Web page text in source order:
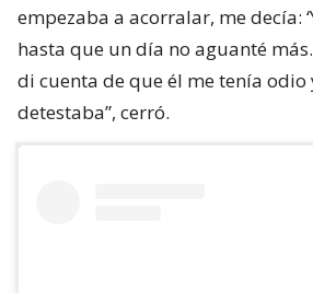
empezaba a acorralar, me decía:
hasta que un día no aguanté
di cuenta de que él me tenía odio
detestaba”, cerró.